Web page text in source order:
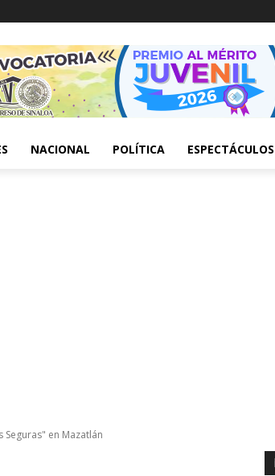
NACIONAL POLÍTICA ESPECTÁCULOS
Seguras" en Mazatlán